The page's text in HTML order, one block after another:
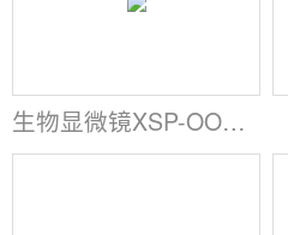
生物显微镜XSP-OO系列